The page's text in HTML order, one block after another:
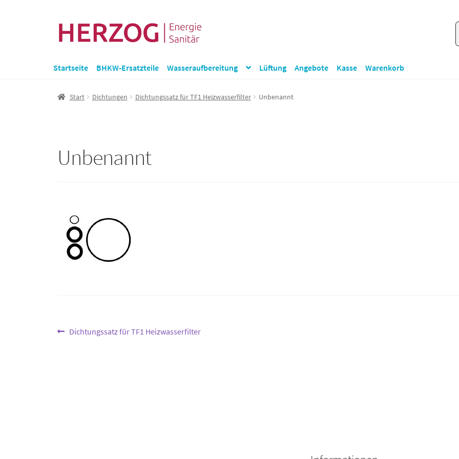
Zur
Navigation
Zum
Inhalt
Startseite BHKW-Ersatzteile Wasseraufbereitung Lüftung Angebote Kasse Warenkorb
Start Dichtungen Dichtungssatz für TF1 Heizwasserfilter Unbenannt
Unbenannt
Beitragsnavigation
Vorheriger
Dichtungssatz für TF1 Heizwasserfilter